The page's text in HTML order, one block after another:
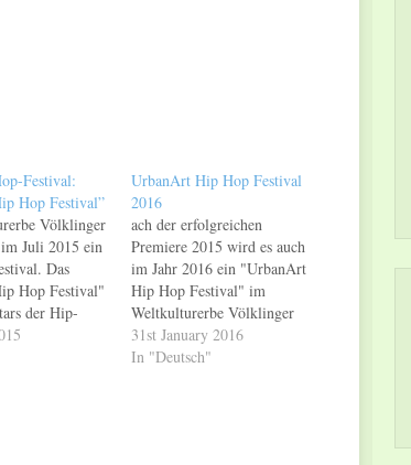
Festival:
Hop Festival”
Völklinger
Juli 2015 ein
Das
Hop Festival"
der Hip-
der weltweit
UrbanArt Hip Hop Festival
2016
ach der erfolgreichen
Premiere 2015 wird es auch
im Jahr 2016 ein "UrbanArt
Hip Hop Festival" im
Weltkulturerbe Völklinger
Hütte geben. Termin für das
"UrbanArt Hip Hop Festival
31st January 2016
In "Deutsch"